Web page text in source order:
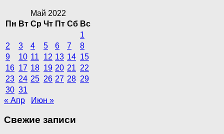
Май 2022
Пн Вт Ср Чт Пт Сб Вс
1
2
3 4 5 6 7
8
9
10 11 12 13 14 15
16 17 18 19 20 21 22
23 24 25 26 27 28 29
30 31
« Апр
Июн »
Свежие записи